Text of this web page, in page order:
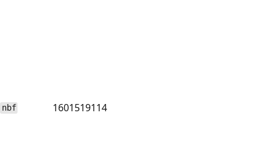
nbf 1601519114